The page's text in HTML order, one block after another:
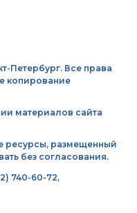
Петербург. Все права
копирование
материалов сайта
ресурсы, размещенный
без согласования.
740-60-72,